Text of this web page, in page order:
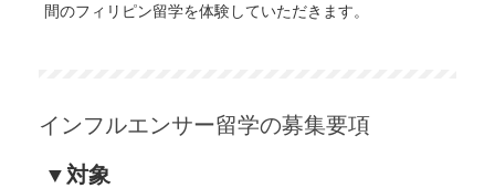
間のフィリピン留学を体験していただきます。
インフルエンサー留学の募集要項
▼対象